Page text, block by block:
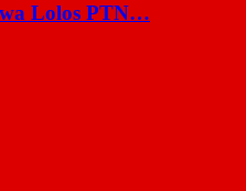
Lolos PTN…